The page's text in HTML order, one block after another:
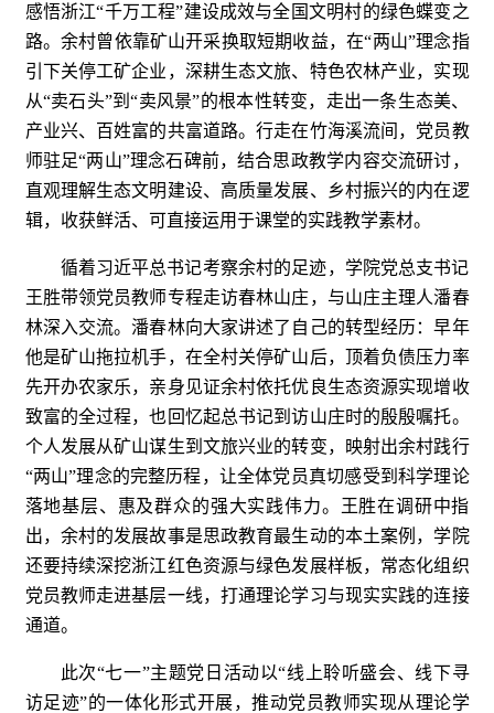
感悟浙江“千万工程”建设成效与全国文明村的绿色蝶变之
路。余村曾依靠矿山开采换取短期收益，在“两山”理念指
引下关停工矿企业，深耕生态文旅、特色农林产业，实现
从“卖石头”到“卖风景”的根本性转变，走出一条生态美、
产业兴、百姓富的共富道路。行走在竹海溪流间，党员教
师驻足“两山”理念石碑前，结合思政教学内容交流研讨，
直观理解生态文明建设、高质量发展、乡村振兴的内在逻
辑，收获鲜活、可直接运用于课堂的实践教学素材。
循着习近平总书记考察余村的足迹，学院党总支书记
王胜带领党员教师专程走访春林山庄，与山庄主理人潘春
林深入交流。潘春林向大家讲述了自己的转型经历：早年
他是矿山拖拉机手，在全村关停矿山后，顶着负债压力率
先开办农家乐，亲身见证余村依托优良生态资源实现增收
致富的全过程，也回忆起总书记到访山庄时的殷殷嘱托。
个人发展从矿山谋生到文旅兴业的转变，映射出余村践行
“两山”理念的完整历程，让全体党员真切感受到科学理论
落地基层、惠及群众的强大实践伟力。王胜在调研中指
出，余村的发展故事是思政教育最生动的本土案例，学院
还要持续深挖浙江红色资源与绿色发展样板，常态化组织
党员教师走进基层一线，打通理论学习与现实实践的连接
通道。
此次“七一”主题党日活动以“线上聆听盛会、线下寻
访足迹”的一体化形式开展，推动党员教师实现从理论学